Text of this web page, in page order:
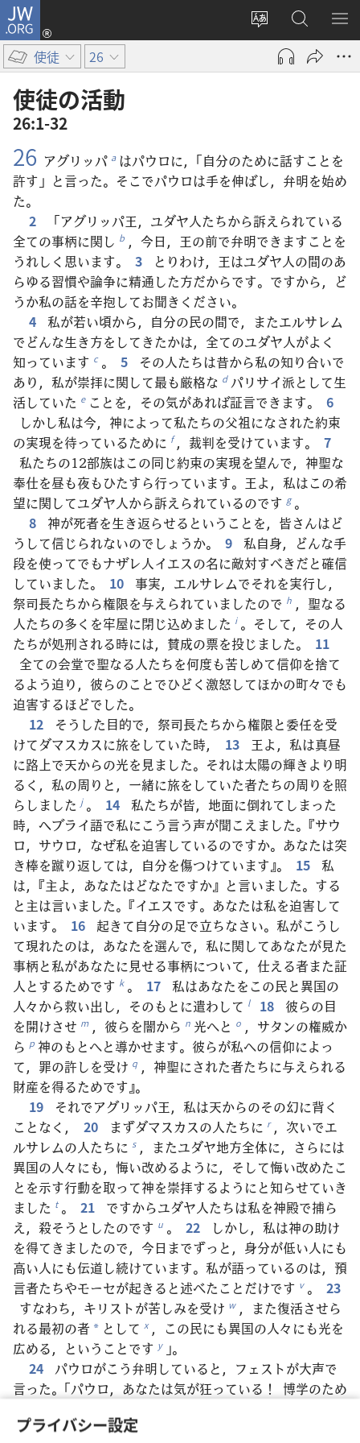
プライバシー設定
JW.ORG
サ
ト
変
え
る
ロ
グ
ン
タ
ブ
で
開
く）
JW.ORG
の
検
メ
を
使徒 26
使徒​の​活動
26:1-32
26 アグリッパ a はパウロに，「自分のために話すことを
許す」と言った。そこでパウロは手を伸ばし，弁明を始め
た。
2
「アグリッパ王，ユダヤ人たちから訴えられている
全ての事柄に関し b ，今日，王の前で弁明できますことを
うれしく思います。
3
とりわけ，王はユダヤ人の間のあ
らゆる習慣や論争に精通した方だからです。ですから，ど
うか私の話を辛抱してお聞きください。
4
私が若い頃から，自分の民の間で，またエルサレム
でどんな生き方をしてきたかは，全てのユダヤ人がよく
知っています c 。 5
その人たちは昔から私の知り合いで
あり，私が崇拝に関して最も厳格な d パリサイ派として生
活していた e ことを，その気があれば証言できます。
6
しかし私は今，神によって私たちの父祖になされた約束
の実現を待っているために f ，裁判を受けています。
7
私たちの12部族はこの同じ約束の実現を望んで，神聖な
奉仕を昼も夜もひたすら行っています。王よ，私はこの希
望に関してユダヤ人から訴えられているのです g 。
8
神が死者を生き返らせるということを，皆さんはど
うして信じられないのでしょうか。
9
私自身，どんな手
段を使ってでもナザレ人イエスの名に敵対すべきだと確信
していました。
10
事実，エルサレムでそれを実行し，
祭司長たちから権限を与えられていましたので h ，聖なる
人たちの多くを牢屋に閉じ込めました i 。そして，その人
たちが処刑される時には，賛成の票を投じました。
11
全ての会堂で聖なる人たちを何度も苦しめて信仰を捨て
るよう迫り，彼らのことでひどく激怒してほかの町々でも
迫害するほどでした。
12
そうした目的で，祭司長たちから権限と委任を受
けてダマスカスに旅をしていた時，
13
王よ，私は真昼
に路上で天からの光を見ました。それは太陽の輝きより明
るく，私の周りと，一緒に旅をしていた者たちの周りを照
らしました j 。 14
私たちが皆，地面に倒れてしまった
時，ヘブライ語で私にこう言う声が聞こえました。『サウ
ロ，サウロ，なぜ私を迫害しているのですか。あなたは突
き棒を蹴り返しては，自分を傷つけています』。
15
私
は，『主よ，あなたはどなたですか』と言いました。する
と主は言いました。『イエスです。あなたは私を迫害して
います。
16
起きて自分の足で立ちなさい。私がこうし
て現れたのは，あなたを選んで，私に関してあなたが見た
事柄と私があなたに見せる事柄について，仕える者また証
人とするためです k 。 17
私はあなたをこの民と異国の
人々から救い出し，そのもとに遣わして l 18
彼らの目
を開けさせ m ，彼らを闇から n 光へと o ，サタンの権威か
ら p 神のもとへと導かせます。彼らが私への信仰によっ
て，罪の許しを受け q ，神聖にされた者たちに与えられる
財産を得るためです』。
19
それでアグリッパ王，私は天からのその幻に背く
ことなく，
20 まずダマスカスの人たちに r ，次いでエ
ルサレムの人たちに s ，またユダヤ地方全体に，さらには
異国の人々にも，悔い改めるように，そして悔い改めたこ
とを示す行動を取って神を崇拝するようにと知らせていき
ました t 。 21
ですからユダヤ人たちは私を神殿で捕ら
え，殺そうとしたのです u 。 22
しかし，私は神の助け
を得てきましたので，今日までずっと，身分が低い人にも
高い人にも伝道し続けています。私が語っているのは，預
言者たちやモーセが起きると述べたことだけです v 。
23
すなわち，キリストが苦しみを受け w ，また復活させら
れる最初の者 * として x ，この民にも異国の人々にも光を
広める，ということです y 」。
24
パウロがこう弁明していると，フェストが大声で
言った。「パウロ，あなたは気が狂っている！ 博学のため
た。「気が狂ってなどいません，フェスト閣下。真実で理